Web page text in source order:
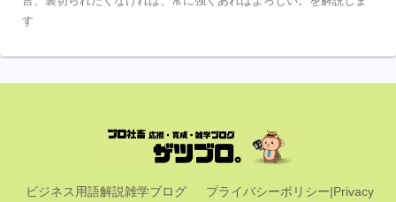
す
ビジネス用語解説雑学ブログ プライバシーポリシー|Privacy